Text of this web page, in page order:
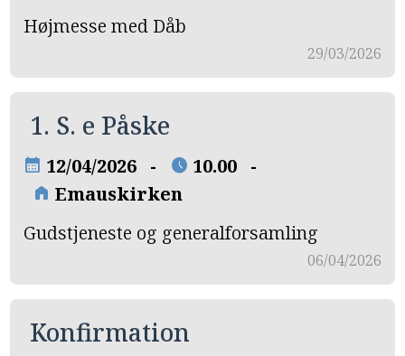
Højmesse med Dåb
29/03/2026
1. S. e Påske
calendar_month 12/04/2026 - schedule 10.00 -
home Emauskirken
Gudstjeneste og generalforsamling
06/04/2026
Konfirmation